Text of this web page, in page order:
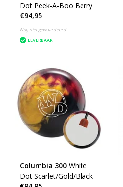
Dot Peek-A-Boo Berry
€94,95
Nog niet gewaardeerd
LEVERBAAR
Columbia 300 White
Dot Scarlet/Gold/Black